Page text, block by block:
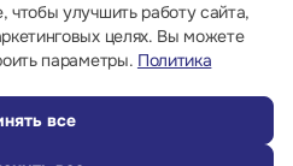
2026 ECOM
улучшить работу сайта,
целях. Вы можете
параметры. Политика
все